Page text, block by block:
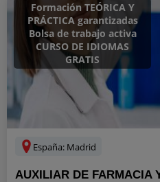
Formación TEÓRICA Y
PRÁCTICA garantizadas
Bolsa de trabajo activa
CURSO DE IDIOMAS
GRATIS
España: Madrid
AUXILIAR DE FARMACIA